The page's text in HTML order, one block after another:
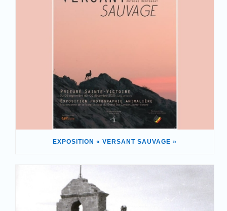
EXPOSITION « VERSANT SAUVAGE »